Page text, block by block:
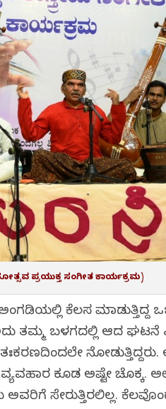
ಪ್ರಯುಕ್ತ ಸಂಗೀತ ಕಾರ್ಯಕ್ರಮ)
ಕೆಲಸ ಮಾಡುತ್ತಿದ್ದ
ತಮ್ಮ ಬಳಗದಲ್ಲಿ ಆದ
ನೋಡುತ್ತಿದ್ದರು.
ಕೂಡ ಅಷ್ಟೇ ಚೊಕ್ಕ.
ಸೇರುತ್ತಿರಲಿಲ್ಲ.